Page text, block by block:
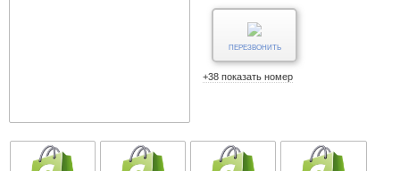
ПЕРЕЗВОНИТЬ
+38 показать номер